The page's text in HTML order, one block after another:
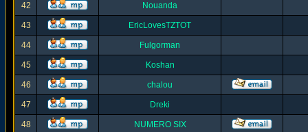
42 Nouanda
43 EricLovesTZTOT
44 Fulgorman
45 Koshan
46 chalou
47 Dreki
48 NUMERO SIX